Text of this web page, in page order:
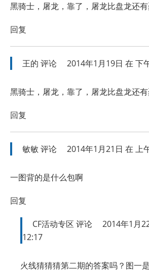
黑骑士，屠龙，靠了，屠龙比盘龙还
回复
王的 评论 2014年1月19日 在 下
黑骑士，屠龙，靠了，屠龙比盘龙还
回复
敏敏评论 2014年1月21日 在 上
一图背的是什么包啊
回复
CF活动专区评论
2014年1月
12:17
火线猜猜猜第二期的答案吗？图一是